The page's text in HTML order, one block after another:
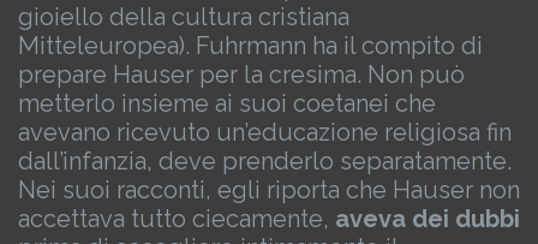
gioiello della cultura cristiana
Mitteleuropea). Fuhrmann ha il compito di
prepare Hauser per la cresima. Non può
metterlo insieme ai suoi coetanei che
avevano ricevuto un’educazione religiosa fin
dall’infanzia, deve prenderlo separatamente.
Nei suoi racconti, egli riporta che Hauser non
accettava tutto ciecamente, aveva dei dubbi